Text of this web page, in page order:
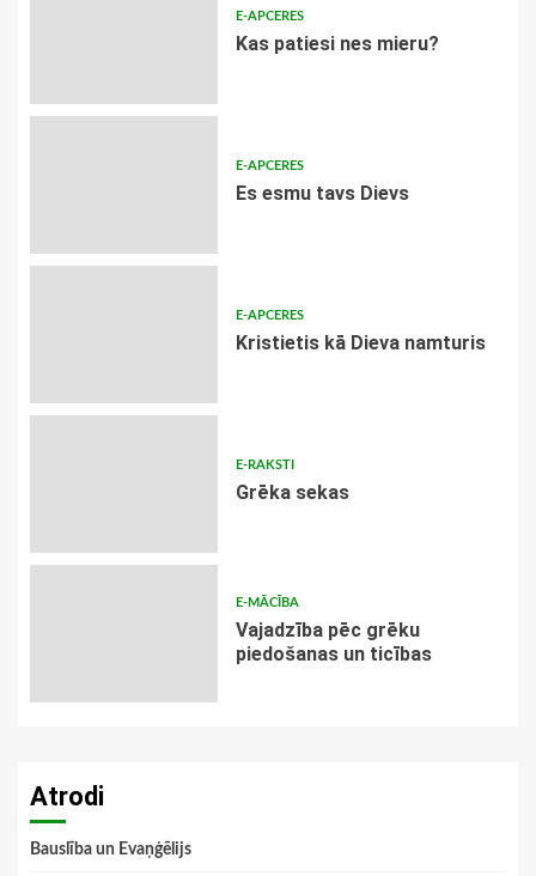
E-APCERES
​Kas patiesi nes mieru?
E-APCERES
Es esmu tavs Dievs
E-APCERES
Kristietis kā Dieva namturis
E-RAKSTI
Grēka sekas
E-MĀCĪBA
Vajadzība pēc grēku
piedošanas un ticības
Atrodi
Bauslība un Evaņģēlijs